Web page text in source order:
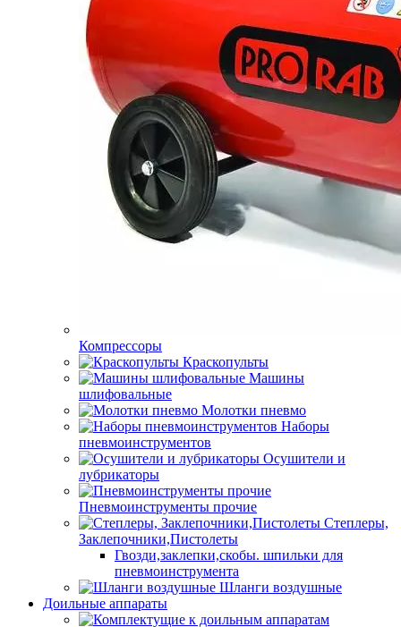
Компрессоры
Краскопульты
Машины
шлифовальные
Молотки пневмо
Наборы
пневмоинструментов
Осушители и
лубрикаторы
Пневмоинструменты прочие
Степлеры,
Заклепочники,Пистолеты
Гвозди,заклепки,скобы. шпильки для
пневмоинструмента
Шланги воздушные
Доильные аппараты